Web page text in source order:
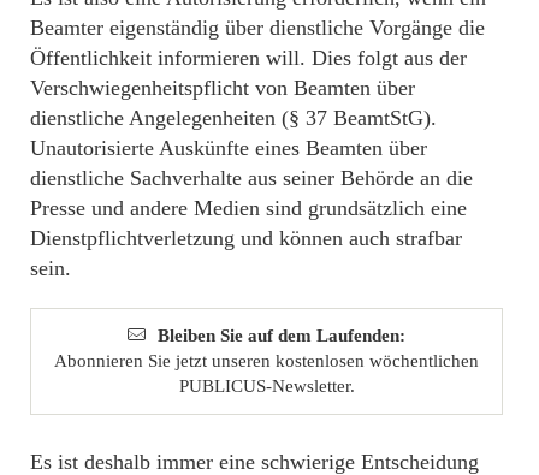
Beamter eigenständig über dienstliche Vorgänge die
Öffentlichkeit informieren will. Dies folgt aus der
Verschwiegenheitspflicht von Beamten über
dienstliche Angelegenheiten (§ 37 BeamtStG).
Unautorisierte Auskünfte eines Beamten über
dienstliche Sachverhalte aus seiner Behörde an die
Presse und andere Medien sind grundsätzlich eine
Dienstpflichtverletzung und können auch strafbar
sein.
Bleiben Sie auf dem Laufenden:
Abonnieren Sie jetzt unseren kostenlosen wöchentlichen
PUBLICUS-Newsletter.
Es ist deshalb immer eine schwierige Entscheidung